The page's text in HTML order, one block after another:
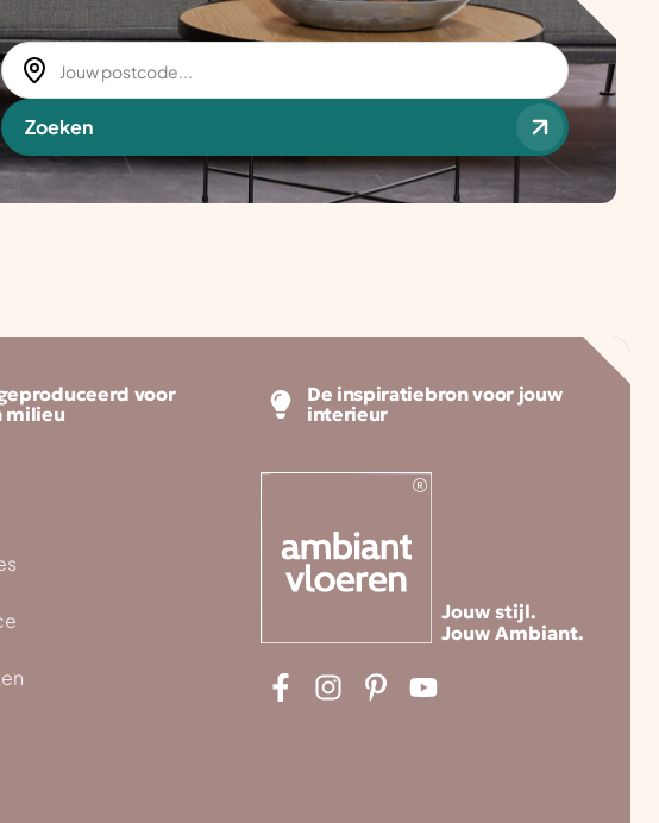
Zoeken
voor
milieu
De inspiratiebron voor jouw
interieur
Jouw stijl.
Jouw Ambiant.